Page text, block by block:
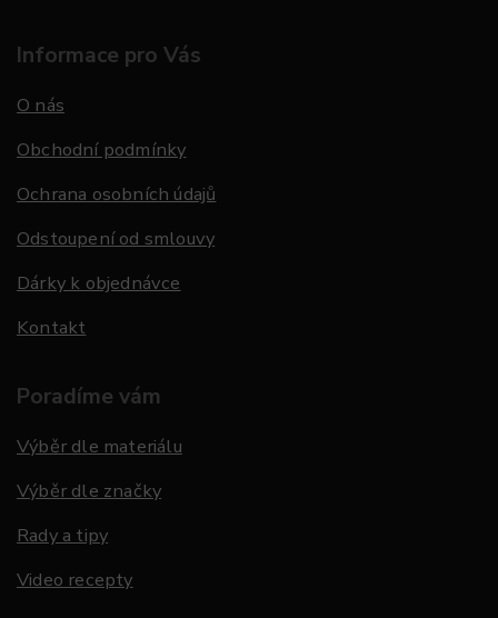
Informace pro Vás
O nás
Obchodní podmínky
Ochrana osobních údajů
Odstoupení od smlouvy
Dárky k objednávce
Kontakt
Poradíme vám
Výběr dle materiálu
Výběr dle značky
Rady a tipy
Video recepty